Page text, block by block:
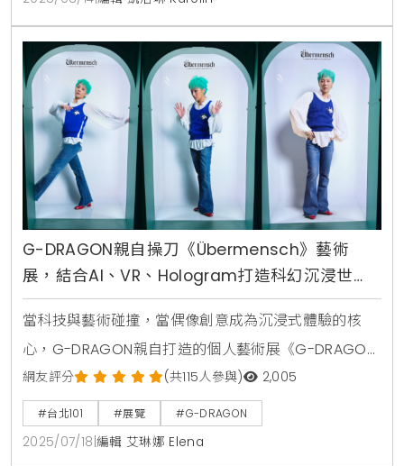
作為絕佳的浪漫約會勝地。活動現場，李珠珢不僅親切
地以中文和粉絲互動，更換上她親自挑選的台北101限定
商品，包含黑色飛行外套、塔尖灰色POLO
G-DRAGON親自操刀《Übermensch》藝術
展，結合AI、VR、Hologram打造科幻沉浸世
界，台北101獨家呈現
當科技與藝術碰撞，當偶像創意成為沉浸式體驗的核
心，G-DRAGON親自打造的個人藝術展《G-DRAGON
MEDIA EXHIBITION：Übermensch》終於正式登台。這
場萬眾矚目的展覽，選址台北地標台北101大樓，自
2025年7月17日起展出至8月11日，每日11點至21點，每
網友評分 (共115人參與) 2,005
#台北101 #展覽 #G-DRAGON
2025/07/18 編輯 艾琳娜 Elena